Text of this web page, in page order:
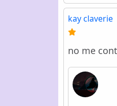
kay claverie
no me